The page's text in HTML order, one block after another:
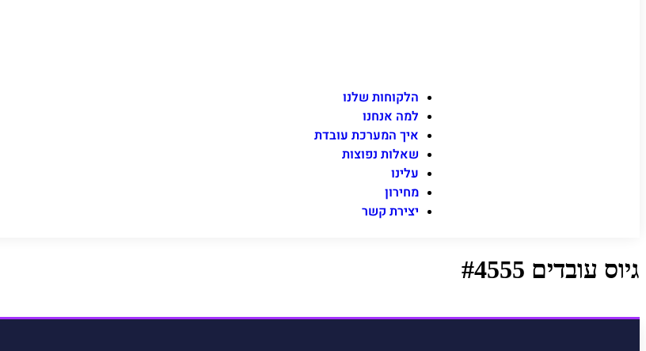
הלקוחות שלנו
למה אנחנו
איך המערכת עובדת
שאלות נפוצות
עלינו
מחירון
יצירת קשר
גיוס עובדים #4555